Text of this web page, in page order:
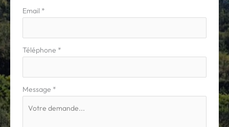
Email *
Téléphone *
Message *